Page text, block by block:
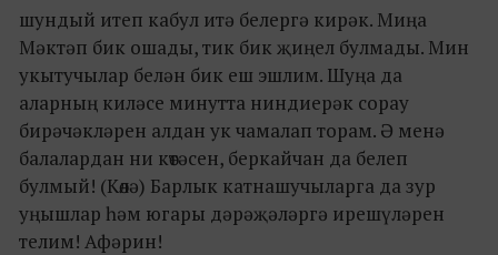
шундый итеп кабул итә белергә кирәк. Миңа
Мәктәп бик ошады, тик бик җиңел булмады. Мин
укытучылар белән бик еш эшлим. Шуңа да
аларның киләсе минутта ниндиерәк сорау
бирәчәкләрен алдан ук чамалап торам. Ә менә
балалардан ни көтәсен, беркайчан да белеп
булмый! (Көлә) Барлык катнашучыларга да зур
уңышлар һәм югары дәрәҗәләргә ирешүләрен
телим! Афәрин!